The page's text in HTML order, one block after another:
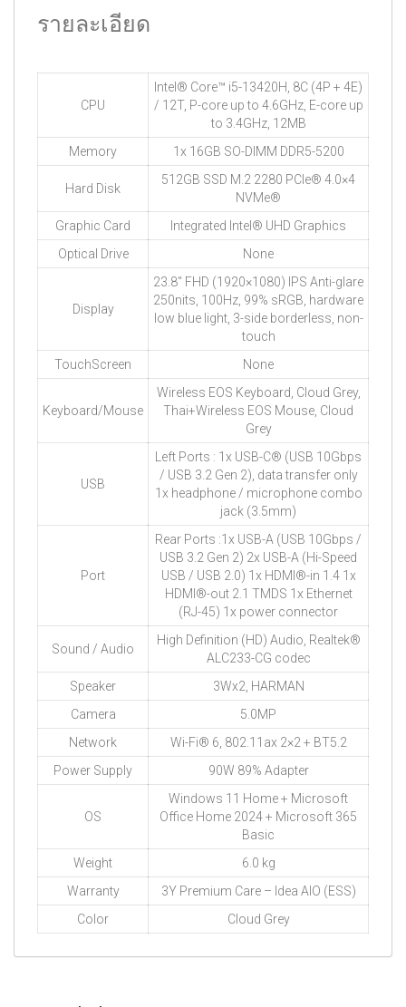
รายละเอียด
CPU
Intel® Core™ i5-13420H, 8C (4P + 4E)
/ 12T, P-core up to 4.6GHz, E-core up
to 3.4GHz, 12MB
Memory
1x 16GB SO-DIMM DDR5-5200
Hard Disk
512GB SSD M.2 2280 PCIe® 4.0×4
NVMe®
Graphic Card
Integrated Intel® UHD Graphics
Optical Drive
None
Display
23.8″ FHD (1920×1080) IPS Anti-glare
250nits, 100Hz, 99% sRGB, hardware
low blue light, 3-side borderless, non-
touch
TouchScreen
None
Keyboard/Mouse
Wireless EOS Keyboard, Cloud Grey,
Thai+Wireless EOS Mouse, Cloud
Grey
USB
Left Ports : 1x USB-C® (USB 10Gbps
/ USB 3.2 Gen 2), data transfer only
1x headphone / microphone combo
jack (3.5mm)
Port
Rear Ports :1x USB-A (USB 10Gbps /
USB 3.2 Gen 2) 2x USB-A (Hi-Speed
USB / USB 2.0) 1x HDMI®-in 1.4 1x
HDMI®-out 2.1 TMDS 1x Ethernet
(RJ-45) 1x power connector
Sound / Audio
High Definition (HD) Audio, Realtek®
ALC233-CG codec
Speaker
3Wx2, HARMAN
Camera
5.0MP
Network
Wi-Fi® 6, 802.11ax 2×2 + BT5.2
Power Supply
90W 89% Adapter
OS
Windows 11 Home + Microsoft
Office Home 2024 + Microsoft 365
Basic
Weight
6.0 kg
Warranty
3Y Premium Care – Idea AIO (ESS)
Color
Cloud Grey